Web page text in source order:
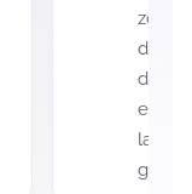
zona
de
de
eso
la
guía